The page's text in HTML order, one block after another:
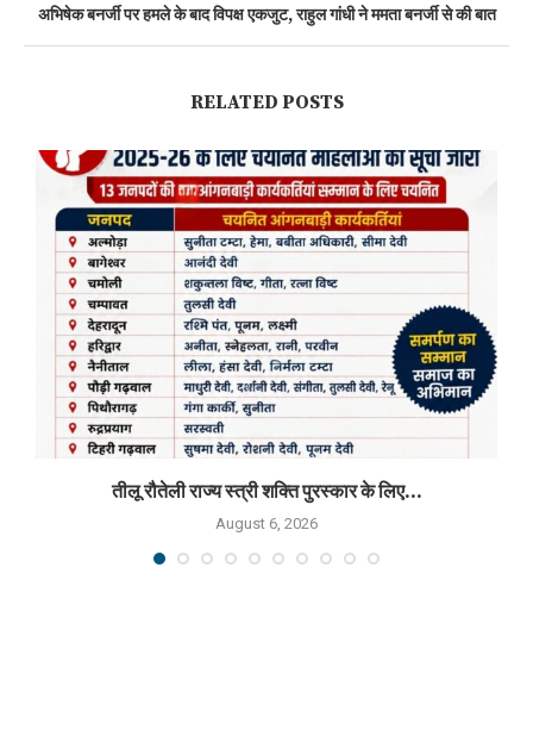
अभिषेक बनर्जी पर हमले के बाद विपक्ष एकजुट, राहुल गांधी ने ममता बनर्जी से की बात
RELATED POSTS
तीलू रौतेली राज्य स्त्री शक्ति पुरस्कार के लिए...
August 6, 2026